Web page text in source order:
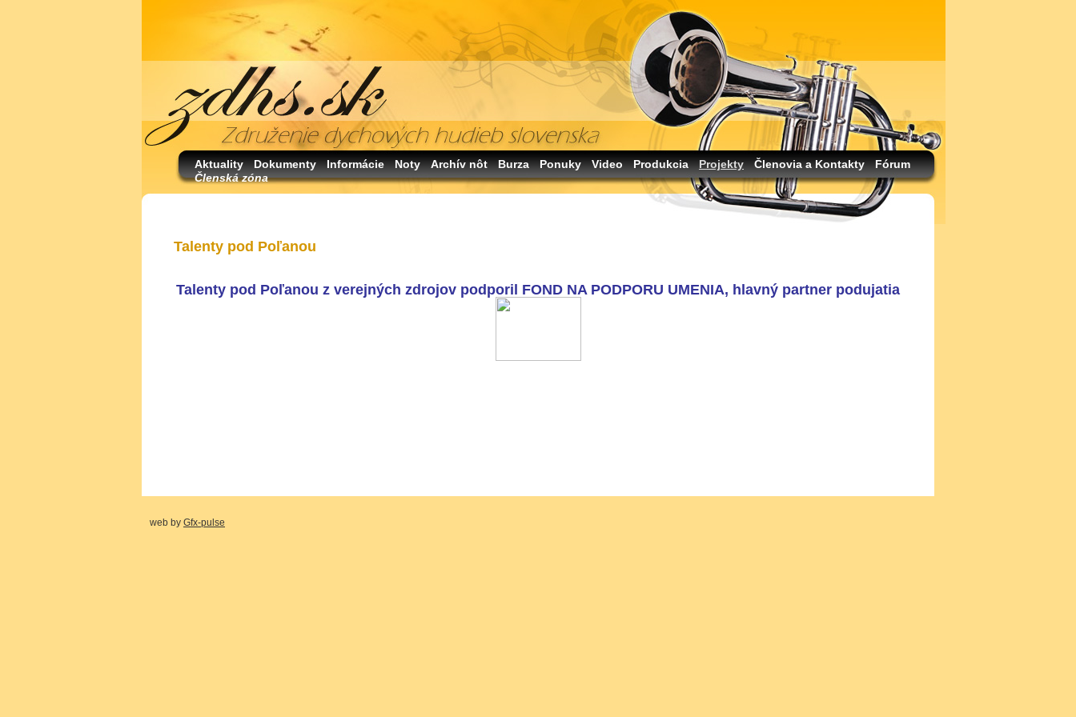
Aktuality Dokumenty Informácie Noty Archív nôt Burza Ponuky Video Produkcia Projekty Členovia a Kontakty
Fórum
Členská zóna
Talenty pod Poľanou
Talenty pod Poľanou z verejných zdrojov podporil FOND NA PODPORU UMENIA, hlavný partner podujatia
web by Gfx-pulse